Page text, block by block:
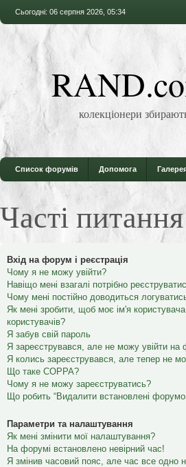
Сьогодні: 06 серпня 2026, 05:34
колекціонери
Список форумів Допомога
Часті питання
Вхід на форум і реєстрація
Чому я не можу увійти?
Навіщо мені взагалі потрібно
Чому мені постійно доводиться
Як мені зробити, щоб моє ім'я
користувачів?
Я забув свій пароль
Я зареєструвався, але не можу увійти на
Я колись зареєструвався, але тепер не
Що таке COPPA?
Чому я не можу зареєструватись?
Що робить “Видалити встановлені
Параметри та налаштування
Як мені змінити мої налаштування?
На форумі встановлено невірний час!
Я змінив часовий пояс, але час все одно